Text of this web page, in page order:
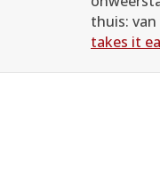
thuis: van
takes it